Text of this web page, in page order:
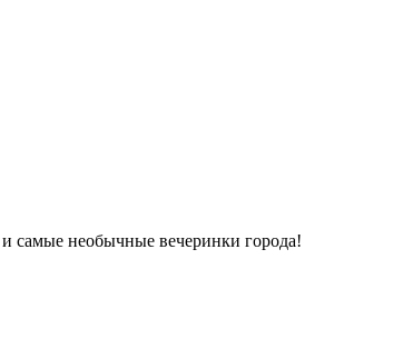
самые необычные вечеринки города!